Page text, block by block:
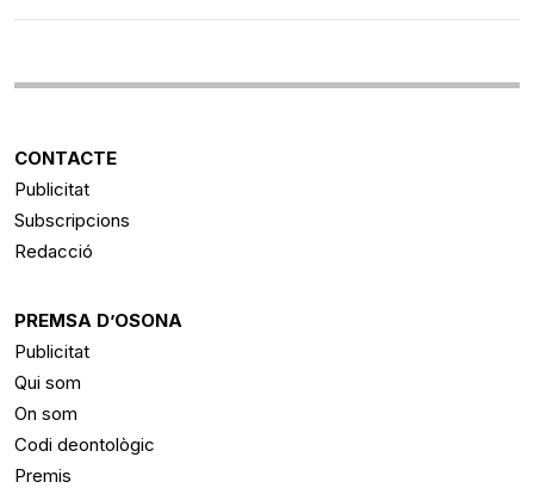
CONTACTE
Publicitat
Subscripcions
Redacció
PREMSA D’OSONA
Publicitat
Qui som
On som
Codi deontològic
Premis